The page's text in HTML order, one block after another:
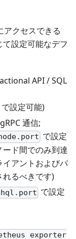
クセスできる
設定可能なデフ
API / SQL
で設定可能)
通信;
で設定
ド間でのみ到達
アントおよびパ
れるべきです)
で設定